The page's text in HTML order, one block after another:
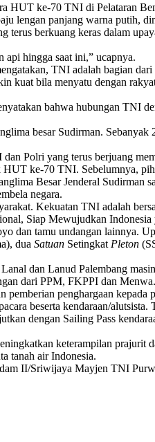
HUT ke-70 TNI di Pelataran
lengan panjang warna putih,
berkuang keras dalam
api hingga saat ini,” ucapnya.
TNI adalah bagian
bila menyatu dengan
bahwa hubungan TNI
besar Sudirman.
Polri yang terus berjuang
ke-70 TNI. Sebelumnya,
Besar Jenderal Sudirman
negara.
Kekuatan TNI adalah
Siap Mewujudkan
tamu undangan lainnya.
dua Satuan Setingkat Pleton
dan Lanud Palembang
dari PPM, FKPPI dan Menwa.
penghargaan
beserta kendaraan/
dengan Sailing Pass
keterampilan prajurit
tanah air Indonesia.
II/Sriwijaya Mayjen TNI